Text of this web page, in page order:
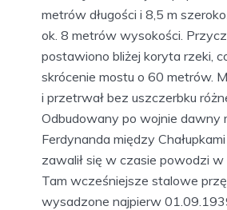
metrów długości i 8,5 m
ok. 8 metrów wysokości.
postawiono bliżej koryta rzeki,
skrócenie mostu o 60 metrów.
i przetrwał bez uszczerbku
Odbudowany po wojnie dawny
Ferdynanda między
zawalił się w czasie powodzi w
Tam wcześniejsze stalowe
wysadzone najpierw